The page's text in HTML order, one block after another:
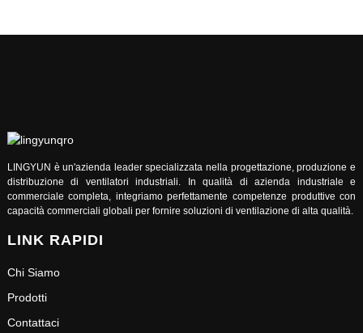
LINGYUN è un'azienda leader specializzata nella progettazione, produzione e
distribuzione di ventilatori industriali. In qualità di azienda industriale e
commerciale completa, integriamo perfettamente competenze produttive con
capacità commerciali globali per fornire soluzioni di ventilazione di alta qualità.
LINK RAPIDI
Chi Siamo
Prodotti
Contattaci